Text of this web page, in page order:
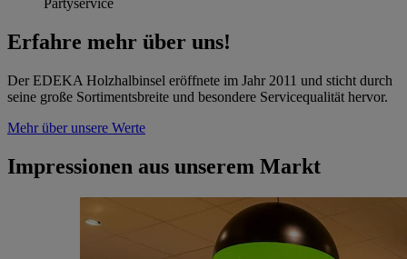
Partyservice
Erfahre mehr über uns!
Der EDEKA Holzhalbinsel eröffnete im Jahr 2011 und sticht durch
seine große Sortimentsbreite und besondere Servicequalität hervor.
Mehr über unsere Werte
Impressionen aus unserem Markt